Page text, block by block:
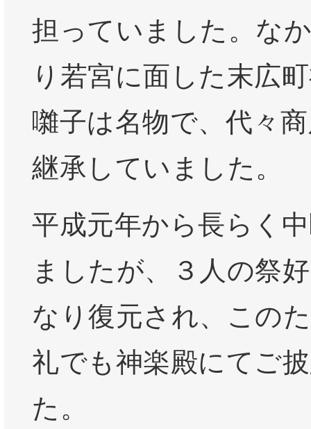
担っていました。な
り若宮に面した末広
囃子は名物で、代々
継承していました。
平成元年から長らく
ましたが、３人の祭
なり復元され、この
礼でも神楽殿にてご
た。